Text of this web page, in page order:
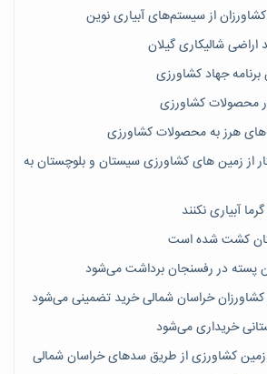
از سیستم‌های آبیاری نوین
جهاد کشاورزی
محصولات کشاورزی
۳۸ هزار هکتار از زمین های کشاورزی سیستان و بلوچستان به
آبیاری نکنند
کشاورزان خراسان شمالی خرید تضمینی می‌شود
خریداری می‌شود